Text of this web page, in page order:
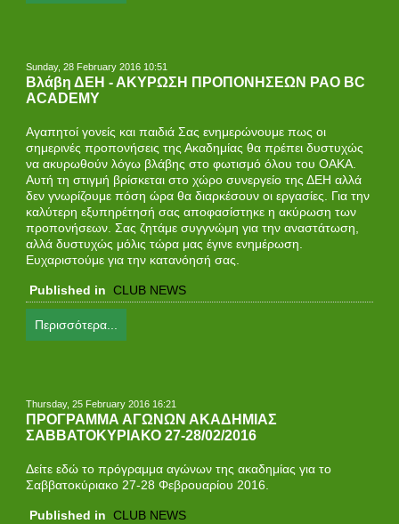
Sunday, 28 February 2016 10:51
Βλάβη ΔΕΗ - ΑΚΥΡΩΣΗ ΠΡΟΠΟΝΗΣΕΩΝ PAO BC
ACADEMY
Αγαπητοί γονείς και παιδιά Σας ενημερώνουμε πως οι
σημερινές προπονήσεις της Ακαδημίας θα πρέπει δυστυχώς
να ακυρωθούν λόγω βλάβης στο φωτισμό όλου του ΟΑΚΑ.
Αυτή τη στιγμή βρίσκεται στο χώρο συνεργείο της ΔΕΗ αλλά
δεν γνωρίζουμε πόση ώρα θα διαρκέσουν οι εργασίες. Για την
καλύτερη εξυπηρέτησή σας αποφασίστηκε η ακύρωση των
προπονήσεων. Σας ζητάμε συγγνώμη για την αναστάτωση,
αλλά δυστυχώς μόλις τώρα μας έγινε ενημέρωση.
Ευχαριστούμε για την κατανόησή σας.
Published in CLUB NEWS
Περισσότερα...
Thursday, 25 February 2016 16:21
ΠΡΟΓΡΑΜΜΑ ΑΓΩΝΩΝ ΑΚΑΔΗΜΙΑΣ
ΣΑΒΒΑΤΟΚΥΡΙΑΚΟ 27-28/02/2016
Δείτε εδώ το πρόγραμμα αγώνων της ακαδημίας για τo
Σαββατοκύριακο 27-28 Φεβρουαρίου 2016.
Published in CLUB NEWS